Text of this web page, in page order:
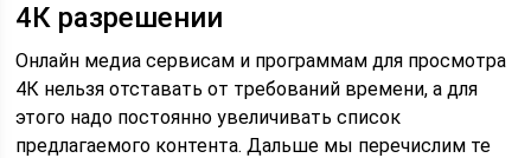
4К разрешении
Онлайн медиа сервисам и программам для просмотра
4К нельзя отставать от требований времени, а для
этого надо постоянно увеличивать список
предлагаемого контента. Дальше мы перечислим те